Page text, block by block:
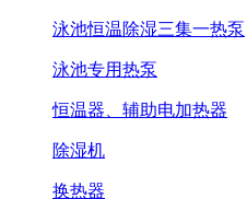
泳池恒温除湿三集一热泵
泳池专用热泵
恒温器、辅助电加热器
除湿机
换热器